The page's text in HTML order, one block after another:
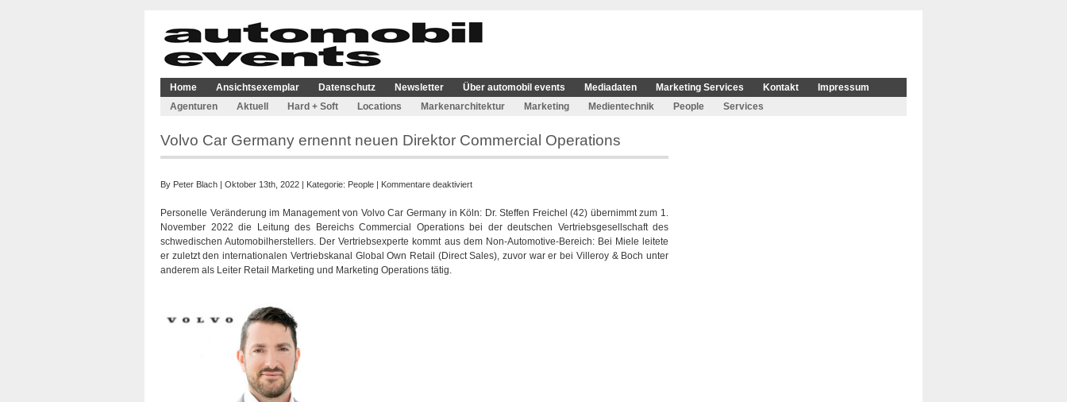
Home Ansichtsexemplar Datenschutz Newsletter Über automobil events Mediadaten Marketing Services Kontakt
Impressum
Agenturen
Aktuell Hard + Soft Locations Markenarchitektur Marketing Medientechnik People Services
Volvo Car Germany ernennt neuen Direktor Commercial Operations
By Peter Blach | Oktober 13th, 2022 | Kategorie: People | Kommentare deaktiviertfür
Car
Germany
ernennt
neuen
Personelle Veränderung im Management von Volvo Car Germany in Köln: Dr. Steffen Freichel (42) übernimmt zum 1.
November 2022 die Leitung des Bereichs Commercial Operations bei der deutschen Vertriebsgesellschaft des
schwedischen Automobilherstellers. Der Vertriebsexperte kommt aus dem Non-Automotive-Bereich: Bei Miele leitete
er zuletzt den internationalen Vertriebskanal Global Own Retail (Direct Sales), zuvor war er bei Villeroy & Boch unter
anderem als Leiter Retail Marketing und Marketing Operations tätig.